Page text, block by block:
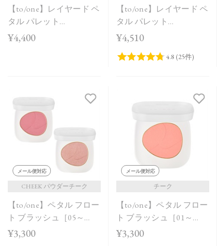
人気順
【to/one】レイヤード ペ
タル パレット
［EX03,EX04］＜2026
¥4,400
【to/one】レイヤード ペ
タル パレット
［EX01,EX02］＜限定品
¥4,510
メール便対応
CHEEK パウダーチーク
【to/one】ペタル フロー
ト ブラッシュ［05～
06］
¥3,300
メール便対応
チーク
【to/one】ペタル フロー
ト ブラッシュ［01～
03］
¥3,300